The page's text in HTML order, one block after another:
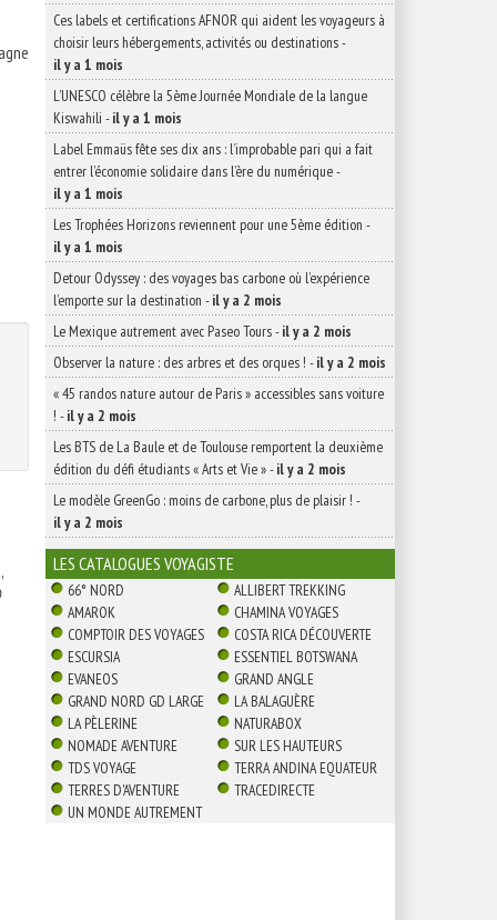
Ces labels et certifications AFNOR qui aident les voyageurs à
choisir leurs hébergements, activités ou destinations-
il y a 1 mois
L’UNESCO célèbre la 5ème Journée Mondiale de la langue
Kiswahili -il y a 1 mois
Label Emmaüs fête ses dix ans : l’improbable pari qui a fait
entrer l’économie solidaire dans l’ère du numérique-
il y a 1 mois
Les Trophées Horizons reviennent pour une 5ème édition -
il y a 1 mois
Detour Odyssey : des voyages bas carbone où l’expérience
l’emporte sur la destination -il y a 2 mois
Le Mexique autrement avec Paseo Tours-il y a 2 mois
Observer la nature : des arbres et des orques ! -il y a 2 mois
« 45 randos nature autour de Paris » accessibles sans voiture
! -il y a 2 mois
Les BTS de La Baule et de Toulouse remportent la deuxième
édition du défi étudiants « Arts et Vie »-il y a 2 mois
Le modèle GreenGo : moins de carbone, plus de plaisir ! -
il y a 2 mois
LES CATALOGUES VOYAGISTE
66° NORD
ALLIBERT TREKKING
AMAROK
CHAMINA VOYAGES
COMPTOIR DES VOYAGES
COSTA RICA DÉCOUVERTE
ESCURSIA
ESSENTIEL BOTSWANA
EVANEOS
GRAND ANGLE
GRAND NORD GD LARGE
LA BALAGUÈRE
LA PÈLERINE
NATURABOX
NOMADE AVENTURE
SUR LES HAUTEURS
TDS VOYAGE
TERRA ANDINA EQUATEUR
TERRES D'AVENTURE
TRACEDIRECTE
UN MONDE AUTREMENT